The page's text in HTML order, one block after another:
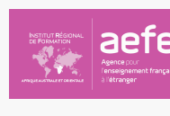
Aller
contenu